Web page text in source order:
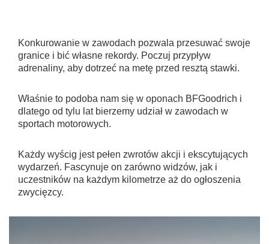
Konkurowanie w zawodach pozwala przesuwać swoje
granice i bić własne rekordy. Poczuj przypływ
adrenaliny, aby dotrzeć na metę przed resztą stawki.
Właśnie to podoba nam się w oponach BFGoodrich i
dlatego od tylu lat bierzemy udział w zawodach w
sportach motorowych.
Każdy wyścig jest pełen zwrotów akcji i ekscytujących
wydarzeń. Fascynuje on zarówno widzów, jak i
uczestników na każdym kilometrze aż do ogłoszenia
zwycięzcy.